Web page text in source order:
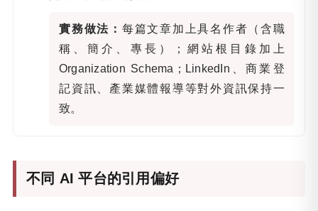
實務做法： 每篇文章加上具名作者（含職
稱、簡介、專長）；網站根目錄加上
Organization Schema；LinkedIn、商業登
記資訊、產業媒體報導等對外資訊保持一
致。
不同 AI 平台的引用偏好